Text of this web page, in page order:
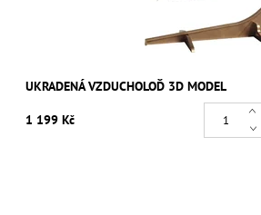
UKRADENÁ VZDUCHOLOĎ 3D MODEL
1 199 Kč